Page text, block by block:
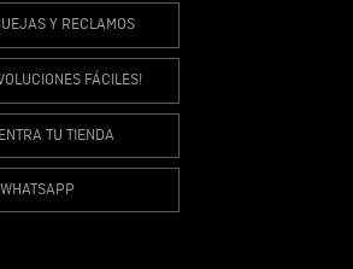
Y RECLAMOS
FÁCILES!
TU TIENDA
WHATSAPP